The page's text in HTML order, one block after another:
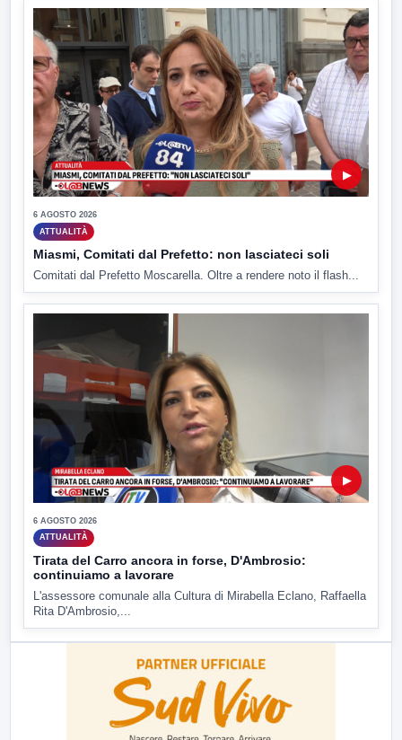
▶
6 AGOSTO 2026
ATTUALITÀ
Miasmi, Comitati dal Prefetto: non lasciateci soli
Comitati dal Prefetto Moscarella. Oltre a rendere noto il flash...
▶
6 AGOSTO 2026
ATTUALITÀ
Tirata del Carro ancora in forse, D'Ambrosio:
continuiamo a lavorare
L'assessore comunale alla Cultura di Mirabella Eclano, Raffaella
Rita D'Ambrosio,...